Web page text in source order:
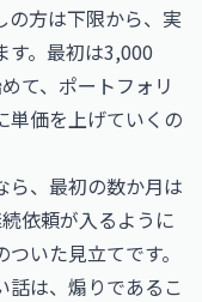
の方は下限から、実
す。最初は3,000
て、ポートフォリ
単価を上げていくの
ら、最初の数か月は
依頼が入るように
いた見立てです。
話は、煽りであるこ